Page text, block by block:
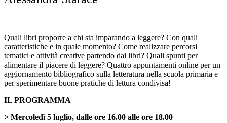
Quali libri proporre a chi sta imparando a leggere? Con quali
caratteristiche e in quale momento? Come realizzare percorsi
tematici e attività creative partendo dai libri? Quali spunti per
alimentare il piacere di leggere? Quattro appuntamenti online per un
aggiornamento bibliografico sulla letteratura nella scuola primaria e
per sperimentare buone pratiche di lettura condivisa!
IL PROGRAMMA
> Mercoledì 5 luglio, dalle ore 16.00 alle ore 18.00